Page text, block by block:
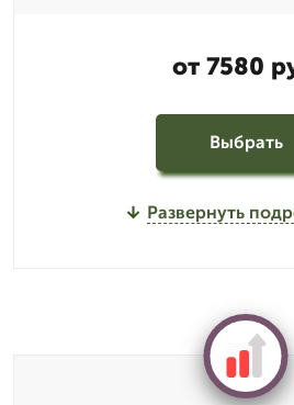
от 7580
Выбрать
Развернуть